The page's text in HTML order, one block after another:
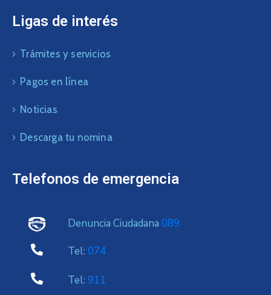
Ligas de interés
Trámites y servicios
Pagos en línea
Noticias
Descarga tu nomina
Telefonos de emergencia
Denuncia Ciudadana 089
Tel: 074
Tel: 911